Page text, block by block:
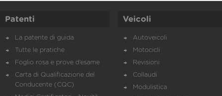
Patenti
La patente di guida
Tutte le pratiche
Foglio rosa e prove d’esame
Carta di Qualificazione del
Conducente (CQC)
Veicoli
Autoveicoli
Motocicli
Revisioni
Collaudi
Modulistica